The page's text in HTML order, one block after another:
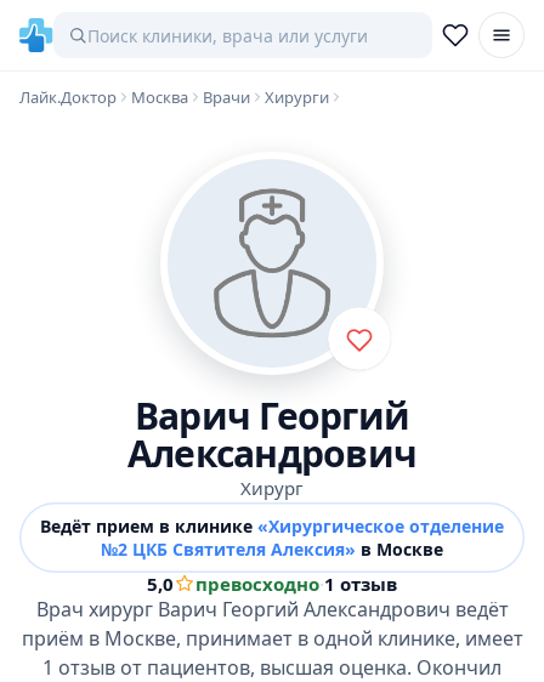
Лайк.Доктор Москва Врачи Хирурги
Варич Георгий
Александрович
Хирург
Ведёт прием в клинике «Хирургическое отделение
№2 ЦКБ Святителя Алексия» в Москве
5,0 превосходно·1 отзыв
Врач хирург Варич Георгий Александрович ведёт
приём в Москве, принимает в одной клинике, имеет
1 отзыв от пациентов, высшая оценка. Окончил